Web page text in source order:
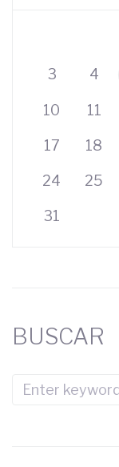
3 4
10 11
17 18
24 25
31
BUSCAR